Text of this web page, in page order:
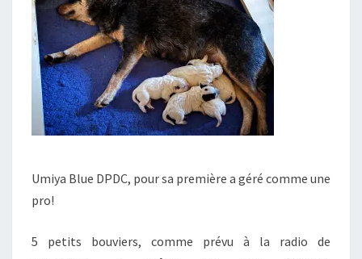
Umiya Blue DPDC, pour sa première a géré comme une
pro!
5 petits bouviers, comme prévu à la radio de